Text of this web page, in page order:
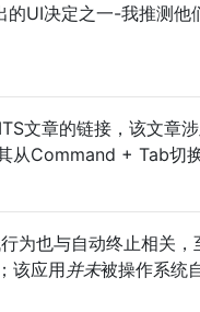
UI决定之一-我推测他
文章的链接，该文章
从Command + Tab切换
为也与自动终止相关
该应用并未被操作系统